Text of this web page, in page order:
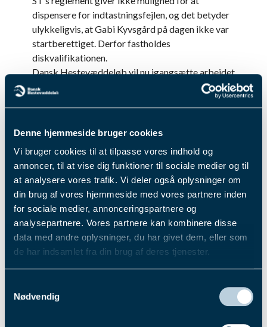
Denne hjemmeside bruger cookies
Vi bruger cookies til at tilpasse vores indhold og
annoncer, til at vise dig funktioner til sociale medier og til
at analysere vores trafik. Vi deler også oplysninger om
din brug af vores hjemmeside med vores partnere inden
for sociale medier, annonceringspartnere og
analysepartnere. Vores partnere kan kombinere disse
data med andre oplysninger, du har givet dem, eller som
de har indsamlet fra din brug af deres tjenester.
personoplysninger i vores privatlivspolitik, som du
Nødvendig
dispensere for indtastningsfejlen, og det betyder
ulykkeligvis, at Gabi Kyvsgård på dagen ikke var
startberettiget. Derfor fastholdes
diskvalifikationen.
Dansk Hestevæddeløb vil nu igangsætte arbejdet
med at fastsætte en kompensation til ejerkredsen
bag Gabi Kyvsgård med afsæt i de muligheder,
Vi vil som tidligere understrege, at hverken Bo
fejl i processen.
Slutteligt skal der fra Dansk Hestevæddeløb lyde
en dybfølt beklagelse, og vi vil udtrykke stor
forståelse for de uheldige efterfølgende
konsekvenser, som sagen har for opdrætter, ejer
og træner.
Fik du læst...